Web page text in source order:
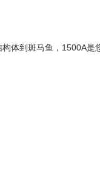
体到斑马鱼，1500A是